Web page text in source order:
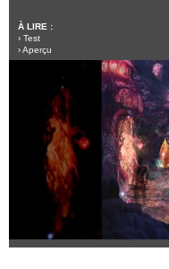
À LIRE :
› Test
›Aperçu